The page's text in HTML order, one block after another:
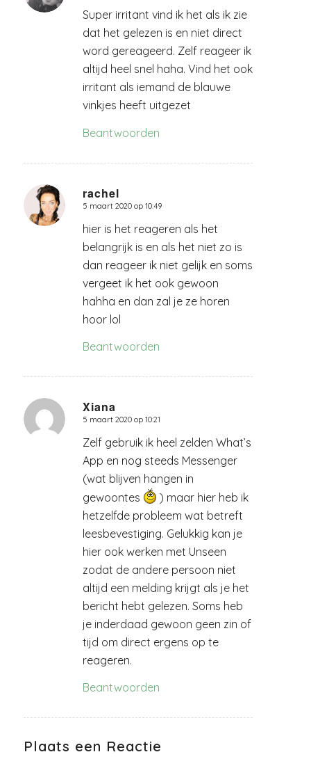
Super irritant vind ik het als ik zie
dat het gelezen is en niet direct
word gereageerd. Zelf reageer ik
altijd heel snel haha. Vind het ook
irritant als iemand de blauwe
vinkjes heeft uitgezet
Beantwoorden
rachel
zegt:
5 maart 2020 op 10:49
hier is het reageren als het
belangrijk is en als het niet zo is
dan reageer ik niet gelijk en soms
vergeet ik het ook gewoon
hahha en dan zal je ze horen
hoor lol
Beantwoorden
Xiana
zegt:
5 maart 2020 op 10:21
Zelf gebruik ik heel zelden What’s
App en nog steeds Messenger
(wat blijven hangen in
gewoontes
) maar hier heb ik
hetzelfde probleem wat betreft
leesbevestiging. Gelukkig kan je
hier ook werken met Unseen
zodat de andere persoon niet
altijd een melding krijgt als je het
bericht hebt gelezen. Soms heb
je inderdaad gewoon geen zin of
tijd om direct ergens op te
reageren.
Beantwoorden
Plaats een Reactie